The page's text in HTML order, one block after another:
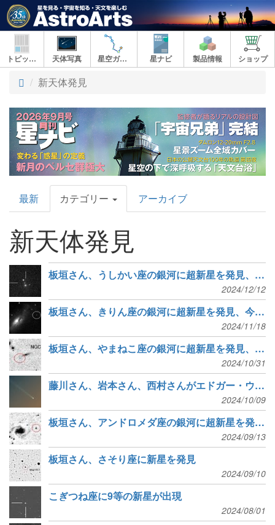
トピックス 天体写真 星空ガイド 星ナビ 製品情報 ショップ
新天体発見
AstroArts
Topics
最新 カテゴリー アーカイブ
新天体発見
板垣さん、うしかい座の銀河に超新星を発見、今年7個目
2024/12/12
板垣さん、きりん座の銀河に超新星を発見、今年6個目
2024/11/18
板垣さん、やまねこ座の銀河に超新星を発見、今年5個目
2024/10/31
藤川さん、岩本さん、西村さんがエドガー・ウィルソン賞を受賞
2024/10/09
板垣さん、アンドロメダ座の銀河に超新星を発見、今年4個目
2024/09/13
板垣さん、さそり座に新星を発見
2024/09/10
こぎつね座に9等の新星が出現
2024/08/01